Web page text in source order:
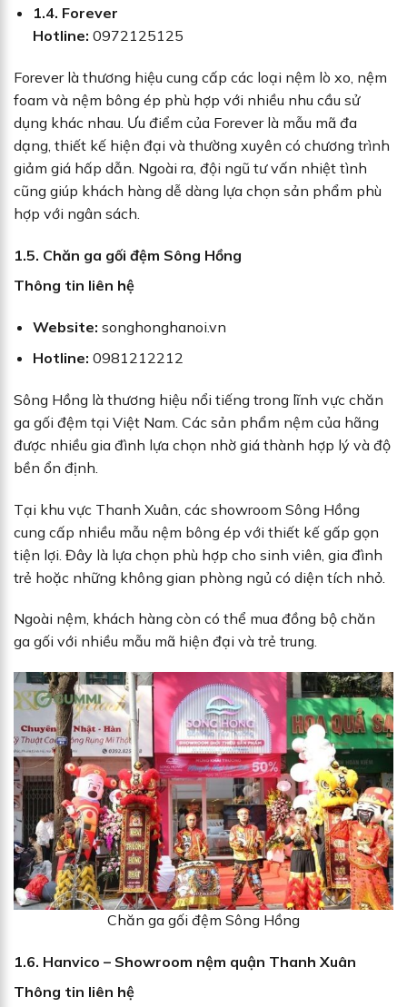
1.4. Forever
Hotline: 0972125125
Forever là thương hiệu cung cấp các loại nệm lò xo, nệm
foam và nệm bông ép phù hợp với nhiều nhu cầu sử
dụng khác nhau. Ưu điểm của Forever là mẫu mã đa
dạng, thiết kế hiện đại và thường xuyên có chương trình
giảm giá hấp dẫn. Ngoài ra, đội ngũ tư vấn nhiệt tình
cũng giúp khách hàng dễ dàng lựa chọn sản phẩm phù
hợp với ngân sách.
1.5. Chăn ga gối đệm Sông Hồng
Thông tin liên hệ
Website: songhonghanoi.vn
Hotline: 0981212212
Sông Hồng là thương hiệu nổi tiếng trong lĩnh vực chăn
ga gối đệm tại Việt Nam. Các sản phẩm nệm của hãng
được nhiều gia đình lựa chọn nhờ giá thành hợp lý và độ
bền ổn định.
Tại khu vực Thanh Xuân, các showroom Sông Hồng
cung cấp nhiều mẫu nệm bông ép với thiết kế gấp gọn
tiện lợi. Đây là lựa chọn phù hợp cho sinh viên, gia đình
trẻ hoặc những không gian phòng ngủ có diện tích nhỏ.
Ngoài nệm, khách hàng còn có thể mua đồng bộ chăn
ga gối với nhiều mẫu mã hiện đại và trẻ trung.
Chăn ga gối đệm Sông Hồng
1.6. Hanvico – Showroom nệm quận Thanh Xuân
Thông tin liên hệ